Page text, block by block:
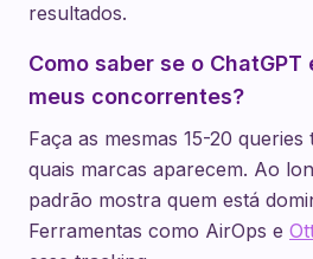
resultados.
Como saber se o
meus concorrentes?
Faça as mesmas 15-20
quais marcas aparecem. Ao
padrão mostra quem está
Ferramentas como AirOps e